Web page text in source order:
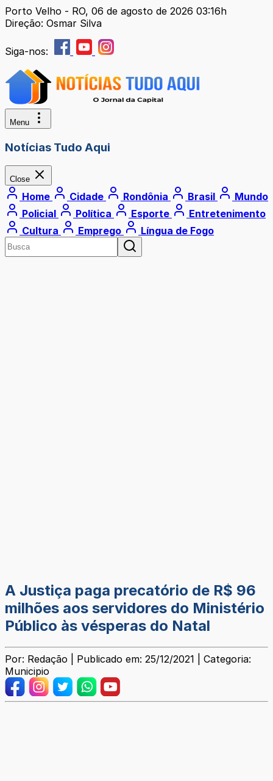
Porto Velho - RO, 06 de agosto de 2026 03:16h
Direção: Osmar Silva
Siga-nos:
Menu
Notícias Tudo Aqui
Close
Home Cidade Rondônia Brasil
Mundo
Policial
Política Esporte
Entretenimento
Cultura
Emprego Língua de Fogo
A Justiça paga precatório de R$ 96
milhões aos servidores do Ministério
Público às vésperas do Natal
Por: Redação | Publicado em: 25/12/2021 | Categoria:
Municipio